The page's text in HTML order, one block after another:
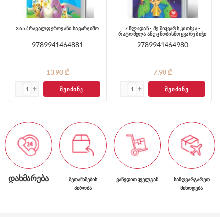
365 მრავალფეროვანი სავარჯიშო
9789941464881
13,90 ₾
ᲨᲔᲘᲫᲘᲜᲔ
7 წლიდან - მე მიყვარს კითხვა -
რატომელა ანუ ცნობისმოყვარე ბიჭი
9789941464980
7,90 ₾
ᲨᲔᲘᲫᲘᲜᲔ
ᲓᲐᲮᲛᲐᲠᲔᲑᲐ
ᲨᲔᲗᲐᲜᲮᲛᲔᲑᲘᲡ
ᲞᲘᲠᲝᲑᲐ
ᲕᲐᲬᲕᲓᲘᲗ ᲧᲕᲔᲚᲒᲐᲜ
ᲡᲐᲖᲦᲕᲐᲠᲒᲐᲠᲔᲗ
ᲛᲘᲬᲝᲓᲔᲑᲐ